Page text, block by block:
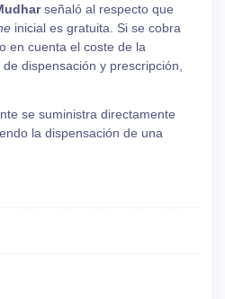
señaló al respecto que
inicial es gratuita. Si se cobra
en cuenta el coste de la
dispensación y prescripción,
se suministra directamente
la dispensación de una